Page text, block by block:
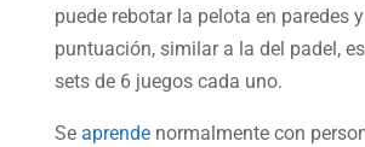
puede rebotar la pelota en paredes
puntuación, similar a la del padel,
sets de 6 juegos cada uno.
Se aprendenormalmente con